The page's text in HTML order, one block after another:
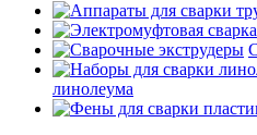
линолеума